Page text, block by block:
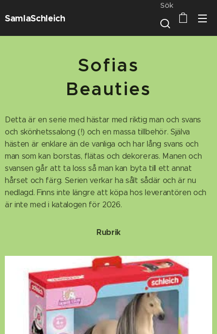
SamlaSchleich
Sök
Sofias
Beauties
Detta är en serie med hästar med riktig man och svans
och skönhetssalong (!) och en massa tillbehör. Själva
hästen är enklare än de vanliga och har lång svans och
man som kan borstas, flätas och dekoreras. Manen och
svansen går att ta loss så man kan byta till ett annat
hårset och färg. Serien verkar ha sålt sådär och är nu
nedlagd. Finns inte längre att köpa hos leverantören och
är inte med i katalogen för 2026.
Rubrik